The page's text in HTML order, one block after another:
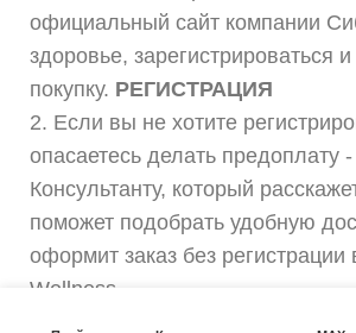
официальный сайт компании
здоровье, зарегистрироваться
покупку. РЕГИСТРАЦИЯ
2. Если вы не хотите
опасаетесь делать предоплату -
Консультанту, который
поможет подобрать удобную
оформит заказ без регистрации
Wellness.